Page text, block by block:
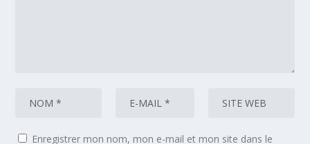
Enregistrer mon nom, mon e-mail et mon site dans le